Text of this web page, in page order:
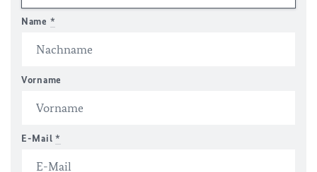
Name *
Vorname
E-Mail *